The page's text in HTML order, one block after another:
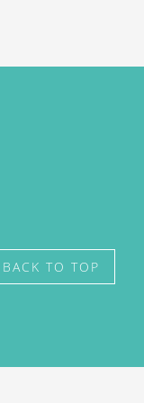
BACK TO TOP